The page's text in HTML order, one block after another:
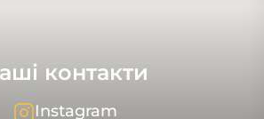
контакти
Instagram